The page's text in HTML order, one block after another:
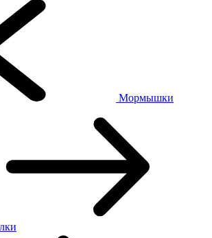
Мормышки